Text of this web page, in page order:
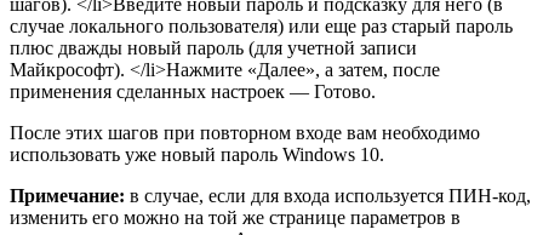
шагов). </li>Введите новый пароль и подсказку для него (в
случае локального пользователя) или еще раз старый пароль
плюс дважды новый пароль (для учетной записи
Майкрософт). </li>Нажмите «Далее», а затем, после
применения сделанных настроек — Готово.
После этих шагов при повторном входе вам необходимо
использовать уже новый пароль Windows 10.
Примечание: в случае, если для входа используется ПИН-код,
изменить его можно на той же странице параметров в